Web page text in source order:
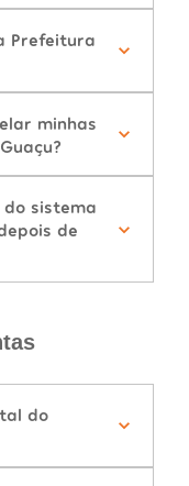
Prefeitura
minhas
sistema
de
do